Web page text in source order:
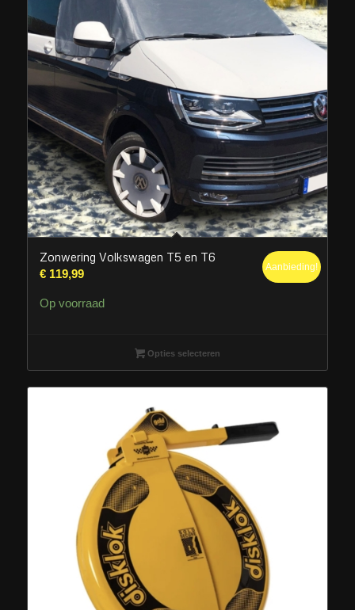
Zonwering Volkswagen T5 en T6
€119,99 Aanbieding!
Op voorraad
Opties selecteren